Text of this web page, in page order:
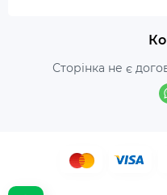
Сторінка не є